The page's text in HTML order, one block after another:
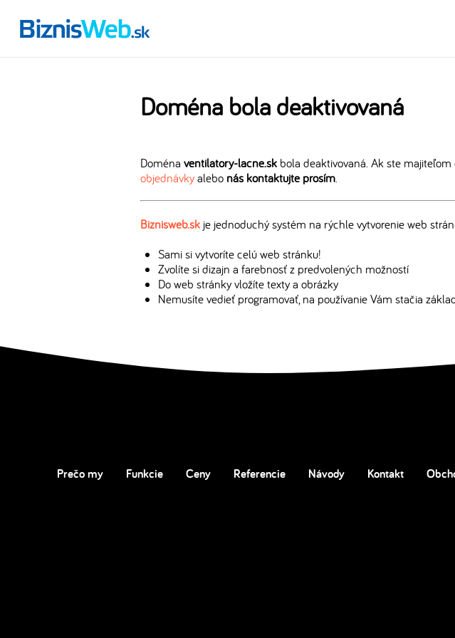
Doména bola deaktivovaná
Doména ventilatory-lacne.sk bola deaktivovaná. Ak ste
objednávkyalebo nás kontaktujte prosím
Biznisweb.sk je jednoduchý systém na rýchle vytvorenie web
Sami si vytvoríte celú web stránku!
Zvolíte si dizajn a farebnosť z predvolených možností
Do web stránky vložíte texty a obrázky
Nemusíte vedieť programovať, na používanie Vám stačia
Prečo my Funkcie Ceny Referencie Návody Kontakt